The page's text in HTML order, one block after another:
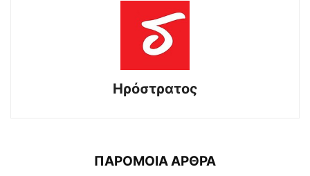
Ηρόστρατος
ΠΑΡΟΜΟΙΑ ΑΡΘΡΑ